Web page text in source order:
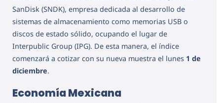
SanDisk (SNDK), empresa dedicada al desarrollo de
sistemas de almacenamiento como memorias USB o
discos de estado sólido, ocupando el lugar de
Interpublic Group (IPG). De esta manera, el índice
comenzará a cotizar con su nueva muestra el lunes 1 de
diciembre.
Economía Mexicana